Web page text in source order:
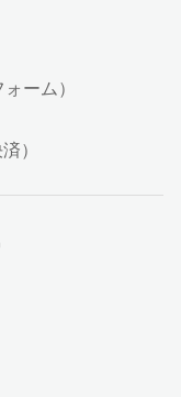
ーム）
）